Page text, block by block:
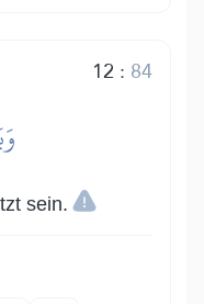
12 : 84
sein.